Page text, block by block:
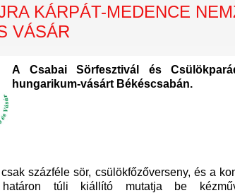
KÁRPÁT-MEDENCE
VÁSÁR
A Csabai Sörfesztivál és
hungarikum-vásárt Békéscsabán.
százféle sör, csülökfőzőverseny, és a
határon túli kiállító mutatja be